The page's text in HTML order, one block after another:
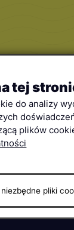
tej
do analizy
plików
pliki